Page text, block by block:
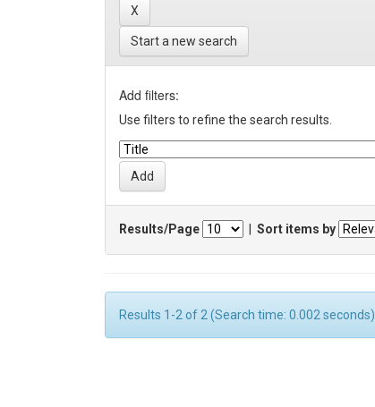
Start a new search
Add filters:
Use filters to refine the search results.
Results/Page Sort items by
Results 1-2 of 2 (Search time: 0.002 seconds).